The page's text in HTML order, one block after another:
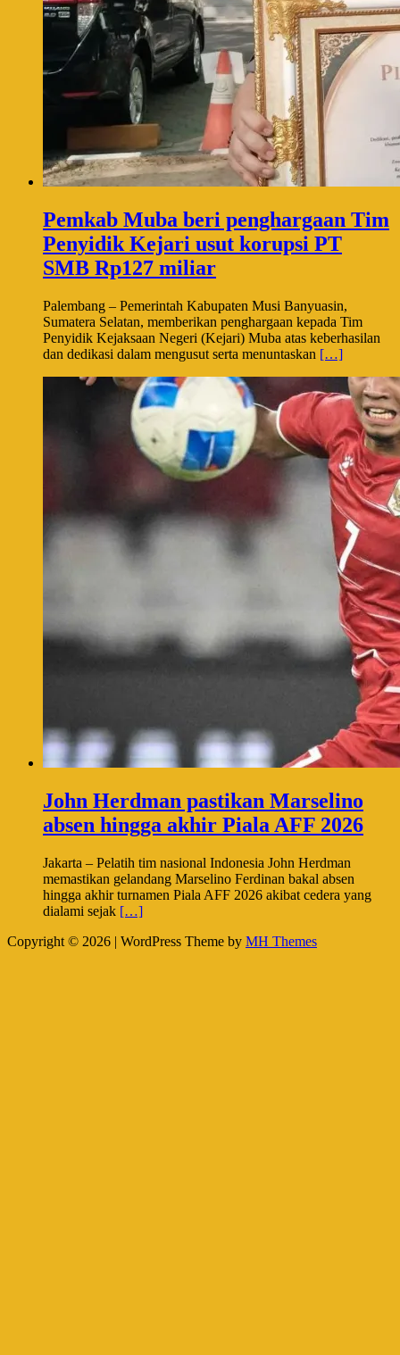
Pemkab Muba beri penghargaan Tim
Penyidik Kejari usut korupsi PT
SMB Rp127 miliar
Palembang – Pemerintah Kabupaten Musi Banyuasin,
Sumatera Selatan, memberikan penghargaan kepada Tim
Penyidik Kejaksaan Negeri (Kejari) Muba atas keberhasilan
dan dedikasi dalam mengusut serta menuntaskan […]
John Herdman pastikan Marselino
absen hingga akhir Piala AFF 2026
Jakarta – Pelatih tim nasional Indonesia John Herdman
memastikan gelandang Marselino Ferdinan bakal absen
hingga akhir turnamen Piala AFF 2026 akibat cedera yang
dialami sejak […]
Copyright © 2026 | WordPress Theme by MH Themes